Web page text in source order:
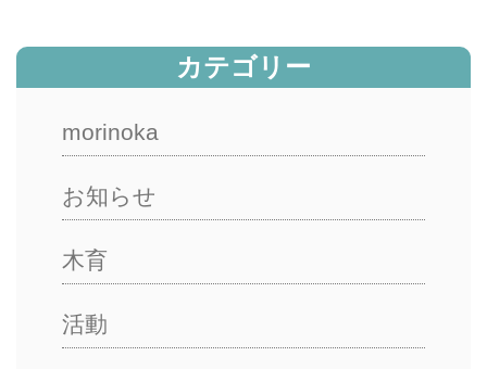
カテゴリー
morinoka
お知らせ
木育
活動